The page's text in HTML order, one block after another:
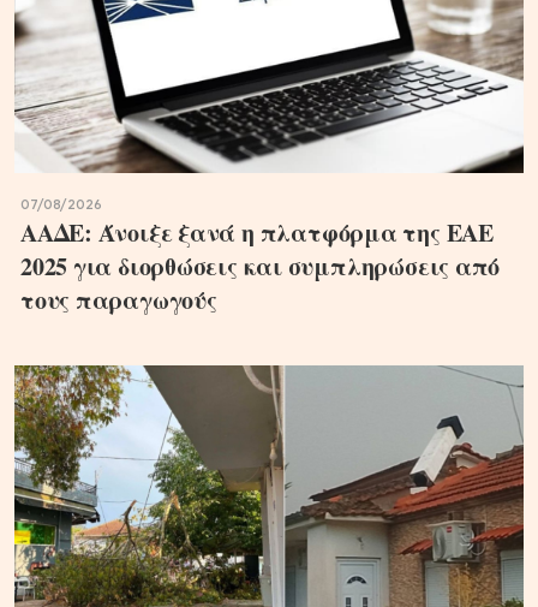
07/08/2026
ΑΑΔΕ: Άνοιξε ξανά η πλατφόρμα της ΕΑΕ
2025 για διορθώσεις και συμπληρώσεις από
τους παραγωγούς